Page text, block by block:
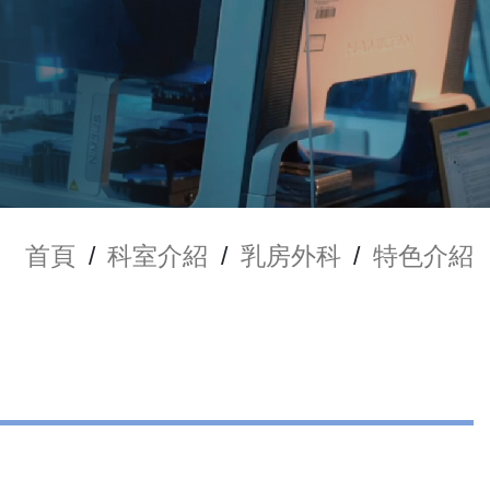
首頁 / 科室介紹 / 乳房外科 / 特色介紹